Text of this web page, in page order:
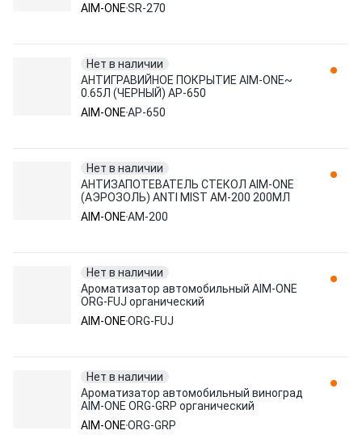
AIM-ONESR-270
Нет в наличии
АНТИГРАВИЙНОЕ ПОКРЫТИЕ AIM-ONE~
0.65Л (ЧЕРНЫЙ) AP-650
AIM-ONEAP-650
Нет в наличии
АНТИЗАПОТЕВАТЕЛЬ СТЕКОЛ AIM-ONE
(АЭРОЗОЛЬ) ANTI MIST AM-200 200МЛ
AIM-ONEAM-200
Нет в наличии
Ароматизатор автомобильный AIM-ONE
ORG-FUJ органический
AIM-ONEORG-FUJ
Нет в наличии
Ароматизатор автомобильный виноград
AIM-ONE ORG-GRP органический
AIM-ONEORG-GRP